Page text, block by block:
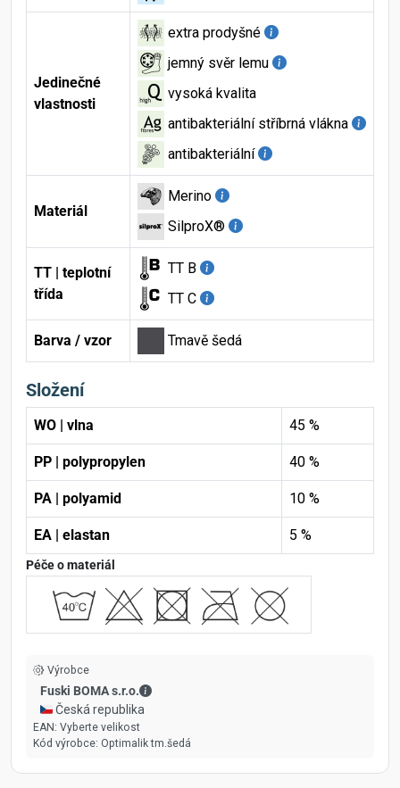
Jedinečné
vlastnosti
extra prodyšné
jemný svěr lemu
vysoká kvalita
antibakteriální stříbrná vlákna
antibakteriální
Materiál
Merino
SilproX®
TT | teplotní
třída
TT B
TT C
Barva / vzor Tmavě šedá
Složení
WO | vlna 45 %
PP | polypropylen 40 %
PA | polyamid 10 %
EA | elastan 5 %
Péče o materiál
Výrobce
Fuski BOMA s.r.o.
Fuski BOMA s.r.o. - Kontaktní údaje
🇨🇿 Česká republika
EAN: Vyberte velikost
Kód výrobce: Optimalik tm.šedá